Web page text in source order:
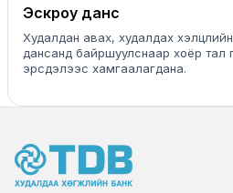
Эскроу данс
Худалдан авах, худалдах
дансанд байршуулснаар хоёр тал
эрсдэлээс хамгаалагдана.